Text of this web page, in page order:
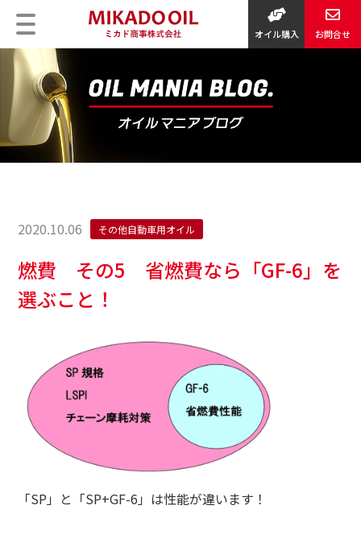
オイル購入 お問合せ
2020.10.06 その他自動車用オイル
燃費 その5 省燃費なら「GF-6」を
選ぶこと！
「SP」と「SP+GF-6」は性能が違います！